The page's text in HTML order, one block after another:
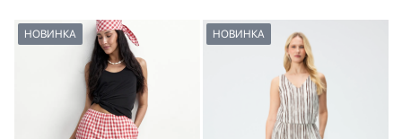
НОВИНКА НОВИНКА